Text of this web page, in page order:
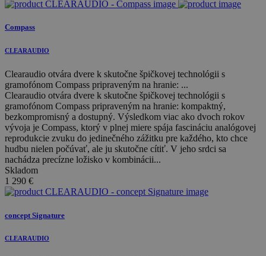
Compass
CLEARAUDIO
Clearaudio otvára dvere k skutočne špičkovej technológii s
gramofónom Compass pripraveným na hranie: ...
Clearaudio otvára dvere k skutočne špičkovej technológii s
gramofónom Compass pripraveným na hranie: kompaktný,
bezkompromisný a dostupný. Výsledkom viac ako dvoch rokov
vývoja je Compass, ktorý v plnej miere spája fascináciu analógovej
reprodukcie zvuku do jedinečného zážitku pre každého, kto chce
hudbu nielen počúvať, ale ju skutočne cítiť. V jeho srdci sa
nachádza precízne ložisko v kombinácii...
Skladom
1 290 €
concept Signature
CLEARAUDIO